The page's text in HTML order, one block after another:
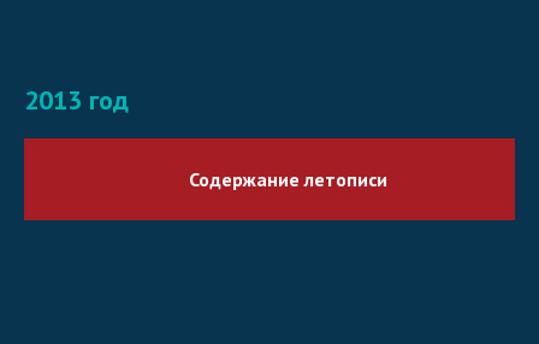
2013 год
Содержание летописи